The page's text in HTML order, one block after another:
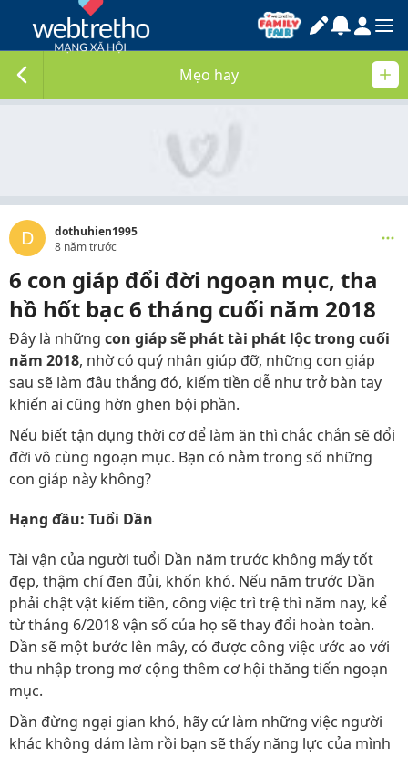
Mẹo hay
D
dothuhien1995
8 năm trước
6 con giáp đổi đời ngoạn mục, tha
hồ hốt bạc 6 tháng cuối năm 2018
Đây là những con giáp sẽ phát tài phát lộc trong cuối
năm 2018, nhờ có quý nhân giúp đỡ, những con giáp
sau sẽ làm đâu thắng đó, kiếm tiền dễ như trở bàn tay
khiến ai cũng hờn ghen bội phần.
Nếu biết tận dụng thời cơ để làm ăn thì chắc chắn sẽ đổi
đời vô cùng ngoạn mục. Bạn có nằm trong số những
con giáp này không?
Hạng đầu: Tuổi Dần
Tài vận của người tuổi Dần năm trước không mấy tốt
đẹp, thậm chí đen đủi, khốn khó. Nếu năm trước Dần
phải chật vật kiếm tiền, công việc trì trệ thì năm nay, kể
từ tháng 6/2018 vận số của họ sẽ thay đổi hoàn toàn.
Dần sẽ một bước lên mây, có được công việc ước ao với
thu nhập trong mơ cộng thêm cơ hội thăng tiến ngoạn
mục.
Dần đừng ngại gian khó, hãy cứ làm những việc người
khác không dám làm rồi bạn sẽ thấy năng lực của mình